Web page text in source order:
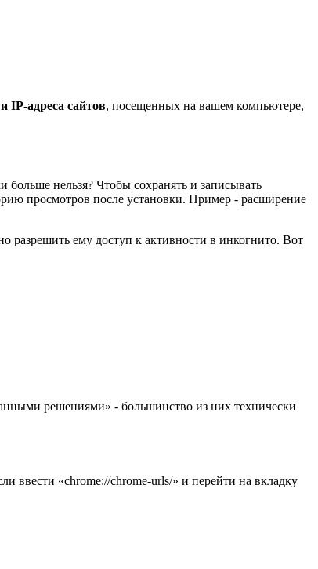
IP-адреса сайтов, посещенных на вашем компьютере,
нельзя? Чтобы сохранять и записывать
просмотров после установки. Пример - расширение
разрешить ему доступ к активности в инкогнито. Вот
решениями» - большинство из них технически
ввести «chrome://chrome-urls/» и перейти на вкладку